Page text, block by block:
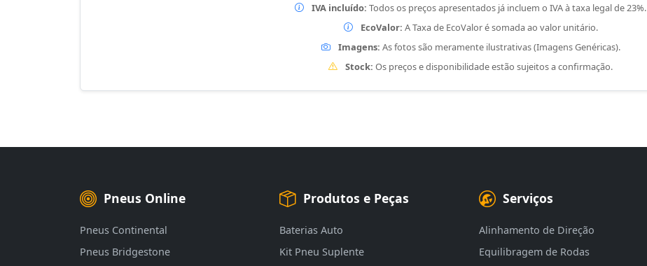
IVA incluído: Todos os preços apresentados já incluem o IVA à taxa legal de 23%.
EcoValor: A Taxa de EcoValor é somada ao valor unitário.
Imagens: As fotos são meramente ilustrativas (Imagens Genéricas).
Stock: Os preços e disponibilidade estão sujeitos a confirmação.
Pneus Online
Pneus Continental
Pneus Bridgestone
Produtos e Peças
Baterias Auto
Kit Pneu Suplente
Serviços
Alinhamento de Direção
Equilibragem de Rodas